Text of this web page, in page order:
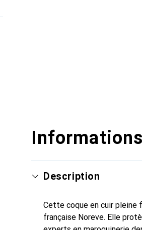
Description
Cette coque en cuir pleine
française Noreve. Elle